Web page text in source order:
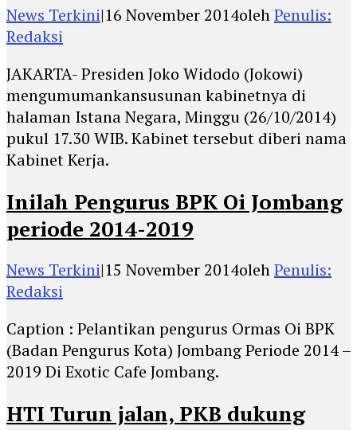
News Terkini|16 November 2014olehPenulis:
Redaksi
JAKARTA- Presiden Joko Widodo (Jokowi)
mengumumankansusunan kabinetnya di
halaman Istana Negara, Minggu (26/10/2014)
pukul 17.30 WIB. Kabinet tersebut diberi nama
Kabinet Kerja.
Inilah Pengurus BPK Oi Jombang
periode 2014-2019
News Terkini|15 November 2014olehPenulis:
Redaksi
Caption : Pelantikan pengurus Ormas Oi BPK
(Badan Pengurus Kota) Jombang Periode 2014 –
2019 Di Exotic Cafe Jombang.
HTI Turun jalan, PKB dukung